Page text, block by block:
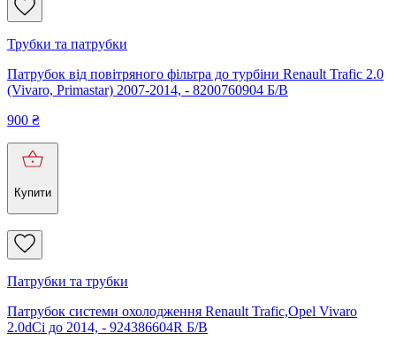
Трубки та патрубки
Патрубок від повітряного фільтра до турбіни Renault Trafic 2.0
(Vivaro, Primastar) 2007-2014, - 8200760904 Б/В
900 ₴
Купити
Патрубки та трубки
Патрубок системи охолодження Renault Trafic,Opel Vivaro
2.0dCi до 2014, - 924386604R Б/В